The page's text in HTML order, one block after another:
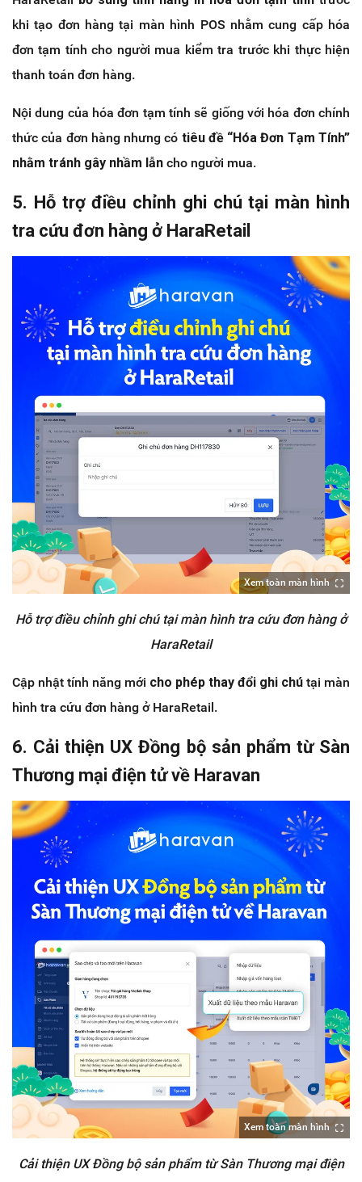
khi tạo đơn hàng tại màn hình POS nhằm cung cấp hóa
đơn tạm tính cho người mua kiểm tra trước khi thực hiện
thanh toán đơn hàng.
Nội dung của hóa đơn tạm tính sẽ giống với hóa đơn chính
thức của đơn hàng nhưng có tiêu đề “Hóa Đơn Tạm Tính”
nhằm tránh gây nhầm lẫn cho người mua.
5. Hỗ trợ điều chỉnh ghi chú tại màn hình
tra cứu đơn hàng ở HaraRetail
Xem toàn màn hình
Hỗ trợ điều chỉnh ghi chú tại màn hình tra cứu đơn hàng ở
HaraRetail
Cập nhật tính năng mới cho phép thay đổi ghi chú tại màn
hình tra cứu đơn hàng ở HaraRetail.
6. Cải thiện UX Đồng bộ sản phẩm từ Sàn
Thương mại điện tử về Haravan
Xem toàn màn hình
Cải thiện UX Đồng bộ sản phẩm từ Sàn Thương mại điện